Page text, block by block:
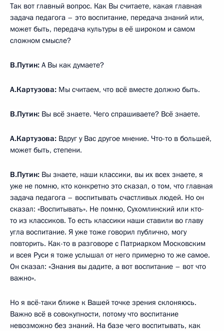
Так вот главный вопрос. Как Вы считаете, какая главная
задача педагога – это воспитание, передача знаний или,
может быть, передача культуры в её широком и самом
сложном смысле?
В.Путин: А Вы как думаете?
А.Картузова: Мы считаем, что всё вместе должно быть.
В.Путин: Вы всё знаете. Чего спрашиваете? Всё знаете.
А.Картузова: Вдруг у Вас другое мнение. Что-то в большей,
может быть, степени.
В.Путин: Вы знаете, наши классики, вы их всех знаете, я
уже не помню, кто конкретно это сказал, о том, что главная
задача педагога – воспитывать счастливых людей. Но он
сказал: «Воспитывать». Не помню, Сухомлинский или кто-
то из классиков. То есть классики наши ставили во главу
угла воспитание. Я уже тоже говорил публично, могу
повторить. Как-то в разговоре с Патриархом Московским
и всея Руси я тоже услышал от него примерно то же самое.
Он сказал: «Знания вы дадите, а вот воспитание – вот что
важно».
Но я всё-таки ближе к Вашей точке зрения склоняюсь.
Важно всё в совокупности, потому что воспитание
невозможно без знаний. На базе чего воспитывать, как